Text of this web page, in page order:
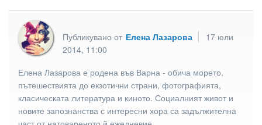
Публикувано от Елена Лазарова
17 юли
2014, 11:00
Елена Лазарова е родена във Варна - обича морето,
пътешествията до екзотични страни, фотографията,
класическата литература и киното. Социалният живот и
новите запознанства с интересни хора са задължителна